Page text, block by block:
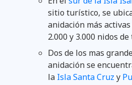
sitio turístico, se
anidación más
2.000 y 3.000 nidos
Dos de los mas
anidación se
la Isla Santa Cruz y